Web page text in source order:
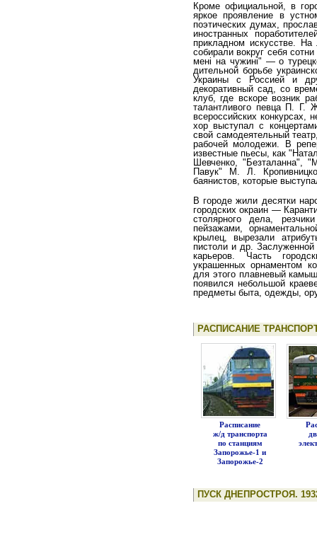
Кроме официальной, в
яркое проявление в
поэтических думах,
иностранных
прикладном искусстве.
собирали вокруг себя
мені на чужині" — о
дительной борьбе
Украины с Россией и
декоративный сад, со
клуб, где вскоре возник
талантливого певца П. Г.
всероссийских кон­курсах,
хор выступал с
свой само­деятельный
рабочей молодежи. В
известные пьесы, как
Шевченко, "Безталанна",
Павук" М. Л.
баянистов, ко­торые
В городе жили десятки
городских окраин —
столярного дела,
пейзажами,
крылец, вырезали
пистоли и др. Заслуженной
карьеров. Часть
украшенных орнаментом
для этого плавневый
поя­вился небольшой
предметы быта, одежды,
РАСПИСАНИЕ
Расписание
ж/д транспорта
по станциям
Запорожье-1 и
Запорожье-2
ПУСК ДНЕПРОСТРОЯ.